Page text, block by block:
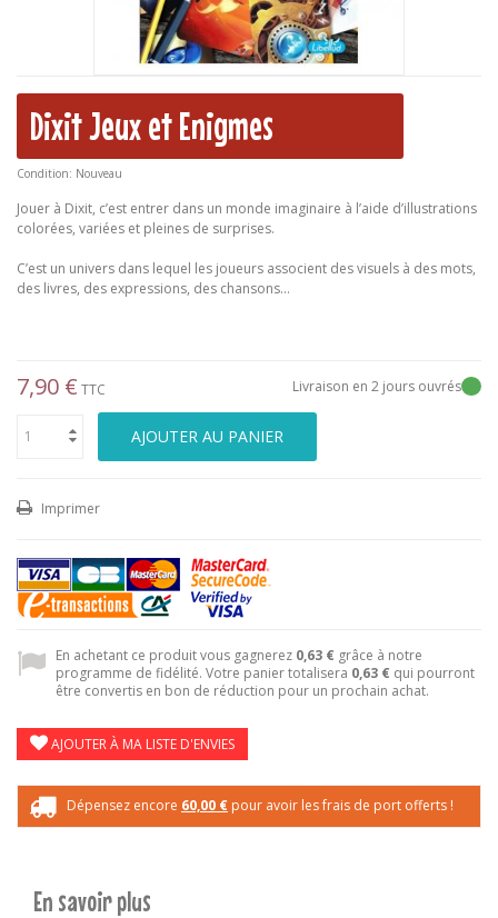
Dixit Jeux et Enigmes
Condition: Nouveau
Jouer à Dixit, c’est entrer dans un monde imaginaire à l’aide d’illustrations
colorées, variées et pleines de surprises.
C’est un univers dans lequel les joueurs associent des visuels à des mots,
des livres, des expressions, des chansons…
7,90 € TTC Livraison en 2 jours ouvrés
AJOUTER AU PANIER
Imprimer
En achetant ce produit vous gagnerez 0,63 € grâce à notre
programme de fidélité. Votre panier totalisera 0,63 € qui pourront
être convertis en bon de réduction pour un prochain achat.
AJOUTER À MA LISTE D'ENVIES
Dépensez encore 60,00 € pour avoir les frais de port offerts !
En savoir plus